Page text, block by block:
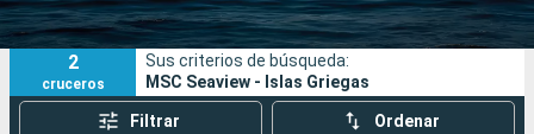
Puertos Compañías
Buscar
2
cruceros
Sus criterios de búsqueda:
MSC Seaview - Islas Griegas
Filtrar Ordenar